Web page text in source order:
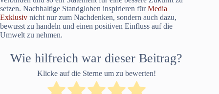
setzen. Nachhaltige Standgloben inspirieren fürMedia
Exklusiv nicht nur zum Nachdenken, sondern auch dazu,
bewusst zu handeln und einen positiven Einfluss auf die
Umwelt zu nehmen.
Wie hilfreich war dieser Beitrag?
Klicke auf die Sterne um zu bewerten!